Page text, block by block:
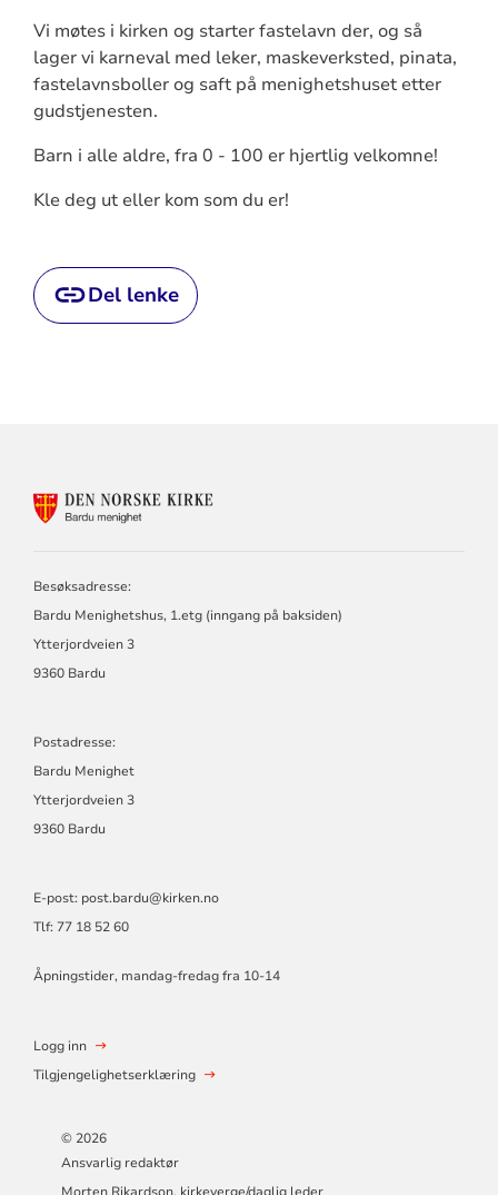
Vi møtes i kirken og starter fastelavn der, og så
lager vi karneval med leker, maskeverksted, pinata,
fastelavnsboller og saft på menighetshuset etter
gudstjenesten.
Barn i alle aldre, fra 0 - 100 er hjertlig velkomne!
Kle deg ut eller kom som du er!
Del lenke
Besøksadresse:
Bardu Menighetshus, 1.etg (inngang på baksiden)
Ytterjordveien 3
9360 Bardu
Postadresse:
Bardu Menighet
Ytterjordveien 3
9360 Bardu
E-post: post.bardu@kirken.no
Tlf: 77 18 52 60
Åpningstider, mandag-fredag fra 10-14
Logg inn
Tilgjengelighetserklæring
© 2026
Ansvarlig redaktør